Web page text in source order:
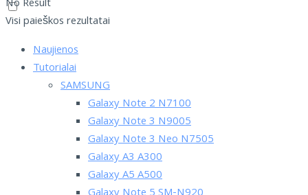
No Result
Visi paieškos rezultatai
Naujienos
Tutorialai
SAMSUNG
Galaxy Note 2 N7100
Galaxy Note 3 N9005
Galaxy Note 3 Neo N7505
Galaxy A3 A300
Galaxy A5 A500